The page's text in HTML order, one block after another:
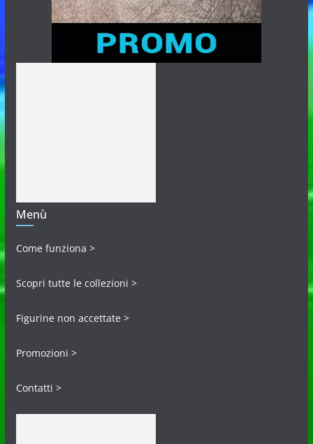
Menù
Come funziona >
Scopri tutte le collezioni >
Figurine non accettate >
Promozioni >
Contatti >